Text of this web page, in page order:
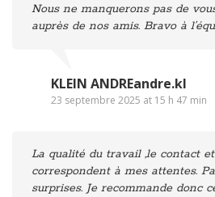
Nous ne manquerons pas de
auprès de nos amis. Bravo à
KLEIN ANDREandre.kl
23 septembre 2025 at 15 h 47 min
La qualité du travail ,le contact
correspondent à mes attentes.
surprises. Je recommande donc